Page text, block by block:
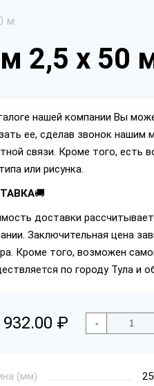
м
2,5 х 50
нашей компании Вы
ее, сделав звонок нашим
связи. Кроме того, есть
или рисунка.
🚚
доставки
Заключительная цена
Кроме того, возможен
по городу Тула и
932.00 ₽ -
(мм)